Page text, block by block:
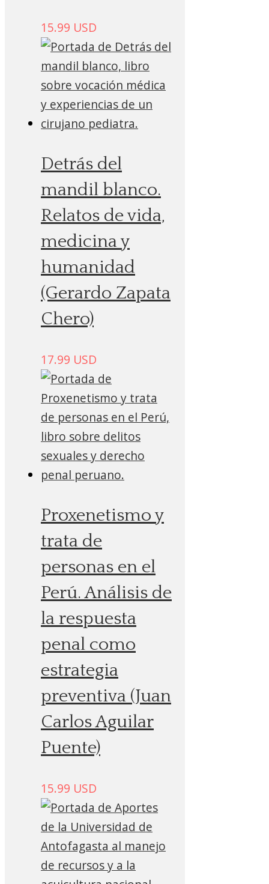
15.99 USD
Detrás del
mandil blanco.
Relatos de vida,
medicina y
humanidad
(Gerardo Zapata
Chero)
17.99 USD
Proxenetismo y
trata de
personas en el
Perú. Análisis de
la respuesta
penal como
estrategia
preventiva (Juan
Carlos Aguilar
Puente)
15.99 USD